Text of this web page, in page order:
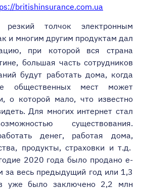
скидкой до 25%
britishinsurance.com.ua
толчок электронным
и многим другим продуктам дал
при которой вся страна
большая часть сотрудников
будут работать дома, когда
общественных мест может
о которой мало, что известно
Для многих интернет стал
существования.
денег, работая дома,
продукты, страховки и т.д.
2020 года было продано е-
за весь предыдущий год или 1,3
уже было заключено 2,2 млн